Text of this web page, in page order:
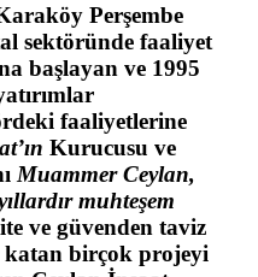
Perşembe
sektöründe faaliyet
başlayan ve 1995
faaliyetlerine
Kurucusu ve
Muammer Ceylan,
muhteşem
ve güvenden taviz
katan birçok projeyi